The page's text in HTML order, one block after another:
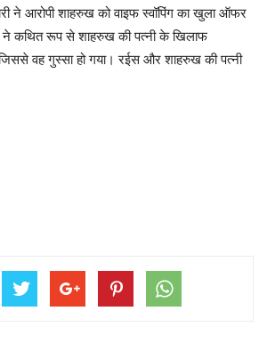
ने आरोपी शाहरुख को वाइफ स्वॉपिंग का खुला ऑफर
ने कथित रूप से शाहरुख की पत्नी के खिलाफ
जिससे वह गुस्सा हो गया। रईस और शाहरुख की पत्नी